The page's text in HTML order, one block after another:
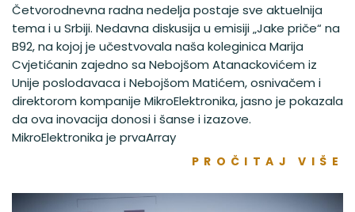
Četvorodnevna radna nedelja postaje sve aktuelnija
tema i u Srbiji. Nedavna diskusija u emisiji „Jake priče“ na
B92, na kojoj je učestvovala naša koleginica Marija
Cvjetićanin zajedno sa Nebojšom Atanackovićem iz
Unije poslodavaca i Nebojšom Matićem, osnivačem i
direktorom kompanije MikroElektronika, jasno je pokazala
da ova inovacija donosi i šanse i izazove.
MikroElektronika je prvaArray
PROČITAJ VIŠE